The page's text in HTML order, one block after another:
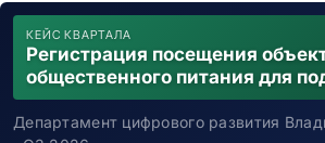
КЕЙС КВАРТАЛА
Регистрация посещения
общественного питания для
уведомления о возможном
заболевшим новой
Департамент цифрового развития